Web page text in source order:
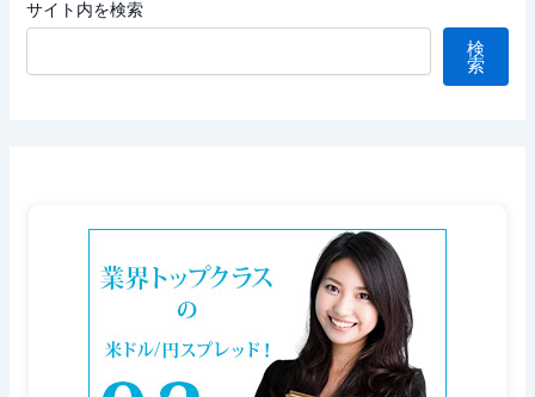
サイト内を検索
検
索